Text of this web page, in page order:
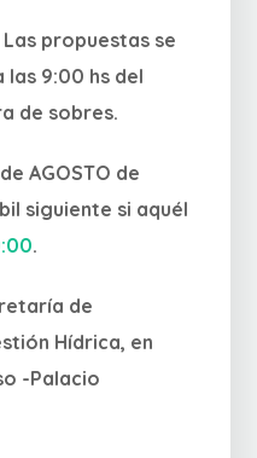
Las propuestas se
9:00 hs del
de sobres.
de AGOSTO de
siguiente si aquél
.
de
Hídrica, en
-Palacio